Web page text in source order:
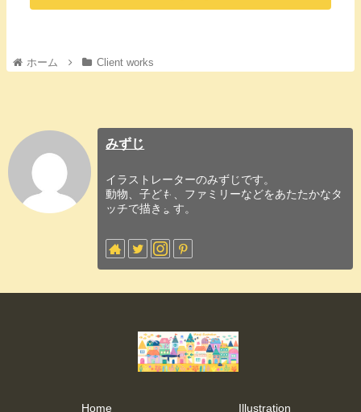
ホーム Client works
みずじ
イラストレーターのみずじです。
動物、子ども、ファミリーなどをあたたかなタ
ッチで描きます。
Home Illustration